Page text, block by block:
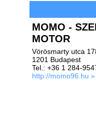
MOMO -
MOTOR
Vörösmarty utca
1201 Budapest
Tel.: +36 1 284-
http://momo96.hu »